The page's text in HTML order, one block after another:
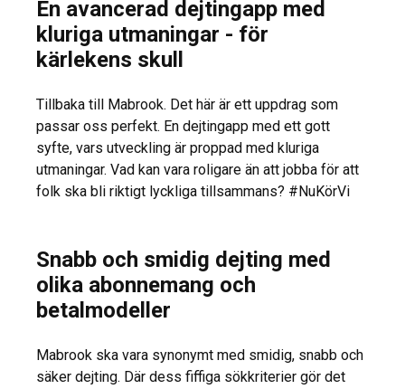
En avancerad dejtingapp med
kluriga utmaningar - för
kärlekens skull
Tillbaka till Mabrook. Det här är ett uppdrag som
passar oss perfekt. En dejtingapp med ett gott
syfte, vars utveckling är proppad med kluriga
utmaningar. Vad kan vara roligare än att jobba för att
folk ska bli riktigt lyckliga tillsammans? #NuKörVi
Snabb och smidig dejting med
olika abonnemang och
betalmodeller
Mabrook ska vara synonymt med smidig, snabb och
säker dejting. Där dess fiffiga sökkriterier gör det